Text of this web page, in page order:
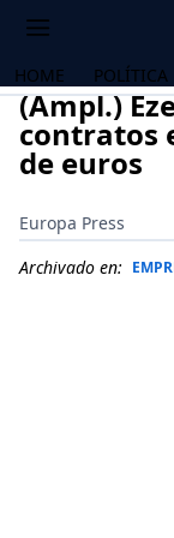
HOME POLÍTICA
(Ampl.)
contratos
de euros
Europa Press
Archivado en: